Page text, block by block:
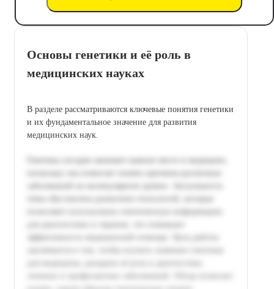
Основы генетики и её роль в
медицинских науках
В разделе рассматриваются ключевые понятия генетики
и их фундаментальное значение для развития
медицинских наук.